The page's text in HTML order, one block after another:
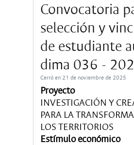
Convocatoria
selección y
de estudiante
dima 036 -
Cerró en 21 de noviembre de 2025
Proyecto
INVESTIGACIÓN Y
PARA LA
LOS TERRITORIOS
Estímulo económico